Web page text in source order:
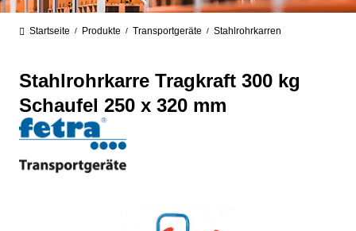
Startseite / Produkte / Transportgeräte / Stahlrohrkarren
Stahlrohrkarre Tragkraft 300 kg
Schaufel 250 x 320 mm